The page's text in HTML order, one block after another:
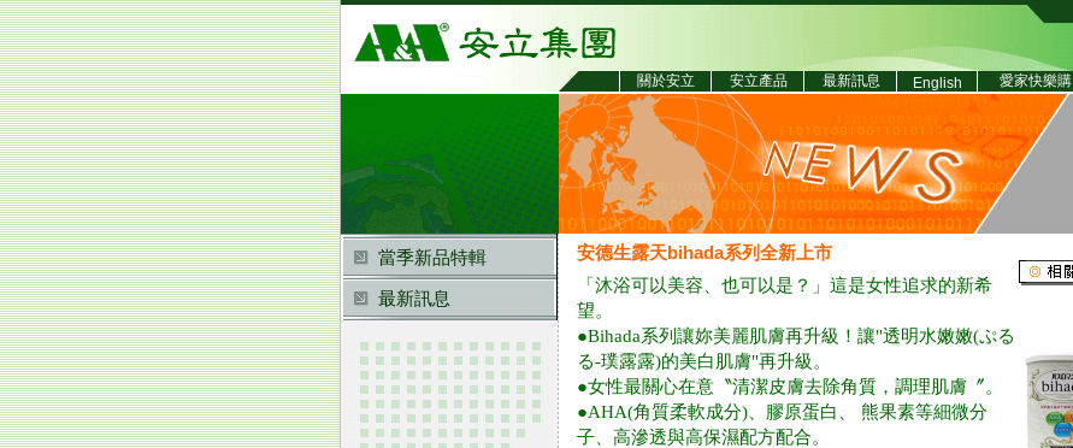
關於安立 安立產品 最新訊息 English 愛家快樂購
當季新品特輯
最新訊息
安德生露天bihada系列全新上市
「沐浴可以美容、也可以是？」這是女性追求的新希
望。
●Bihada系列讓妳美麗肌膚再升級！讓"透明水嫩嫩(ぷる
る-璞露露)的美白肌膚"再升級。
●女性最關心在意〝清潔皮膚去除角質，調理肌膚〞。
●AHA(角質柔軟成分)、膠原蛋白、 熊果素等細微分
子、高滲透與高保濕配方配合。